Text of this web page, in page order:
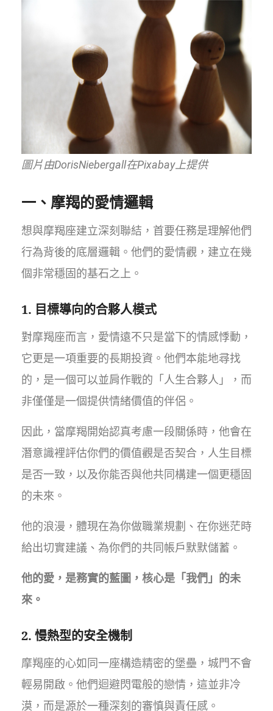
圖片由DorisNiebergall在Pixabay上提供
一、摩羯的愛情邏輯
想與摩羯座建立深刻聯結，首要任務是理解他們
行為背後的底層邏輯。他們的愛情觀，建立在幾
個非常穩固的基石之上。
1. 目標導向的合夥人模式
對摩羯座而言，愛情遠不只是當下的情感悸動，
它更是一項重要的長期投資。他們本能地尋找
的，是一個可以並肩作戰的「人生合夥人」，而
非僅僅是一個提供情緒價值的伴侶。
因此，當摩羯開始認真考慮一段關係時，他會在
潛意識裡評估你們的價值觀是否契合，人生目標
是否一致，以及你能否與他共同構建一個更穩固
的未來。
他的浪漫，體現在為你做職業規劃、在你迷茫時
給出切實建議、為你們的共同帳戶默默儲蓄。
他的愛，是務實的藍圖，核心是「我們」的未
來。
2. 慢熱型的安全機制
摩羯座的心如同一座構造精密的堡壘，城門不會
輕易開啟。他們迴避閃電般的戀情，這並非冷
漠，而是源於一種深刻的審慎與責任感。